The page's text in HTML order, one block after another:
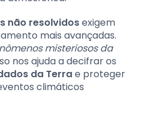
não resolvidosexigem
mais avançadas.
misteriosos da
nos ajuda a decifrar os
da Terrae proteger
climáticos